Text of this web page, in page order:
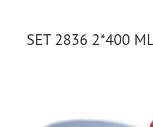
SET 2836 2*400